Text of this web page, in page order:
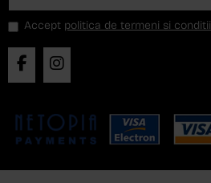
Accept politica de termeni si conditii